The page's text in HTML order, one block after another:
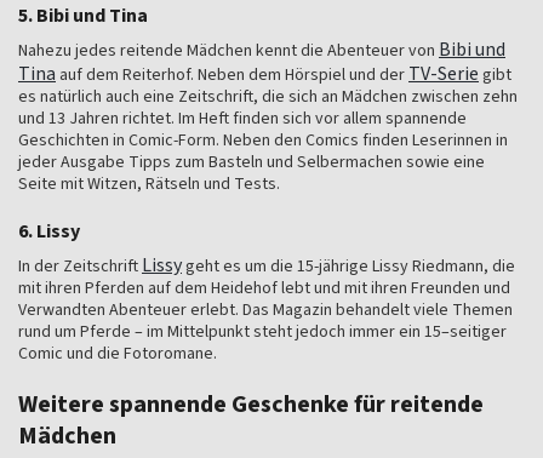
5. Bibi und Tina
Nahezu jedes reitende Mädchen kennt die Abenteuer von Bibi und
Tina auf dem Reiterhof. Neben dem Hörspiel und der TV-Serie gibt
es natürlich auch eine Zeitschrift, die sich an Mädchen zwischen zehn
und 13 Jahren richtet. Im Heft finden sich vor allem spannende
Geschichten in Comic-Form. Neben den Comics finden Leserinnen in
jeder Ausgabe Tipps zum Basteln und Selbermachen sowie eine
Seite mit Witzen, Rätseln und Tests.
6. Lissy
In der Zeitschrift Lissygeht es um die 15-jährige Lissy Riedmann, die
mit ihren Pferden auf dem Heidehof lebt und mit ihren Freunden und
Verwandten Abenteuer erlebt. Das Magazin behandelt viele Themen
rund um Pferde – im Mittelpunkt steht jedoch immer ein 15–seitiger
Comic und die Fotoromane.
Weitere spannende Geschenke für reitende
Mädchen